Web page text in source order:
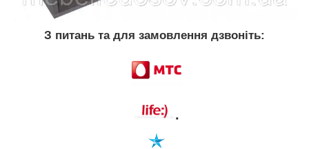
З питань та для замовлення дзвоніть:
.